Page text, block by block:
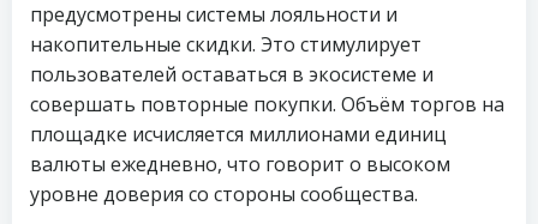
предусмотрены системы лояльности и
накопительные скидки. Это стимулирует
пользователей оставаться в экосистеме и
совершать повторные покупки. Объём торгов на
площадке исчисляется миллионами единиц
валюты ежедневно, что говорит о высоком
уровне доверия со стороны сообщества.